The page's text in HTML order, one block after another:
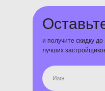
и получите скидку
лучших